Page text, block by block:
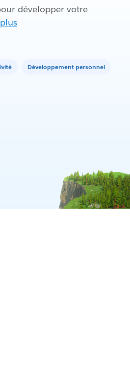
développer votre
Développement personnel